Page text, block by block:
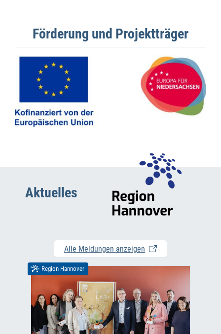
Förderung und Projektträger
Aktuelles
Alle Meldungen anzeigen
Region Hannover